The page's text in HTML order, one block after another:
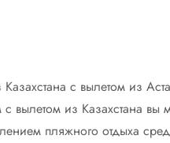
Казахстана с вылетом из
вылетом из Казахстана вы
пляжного отдыха